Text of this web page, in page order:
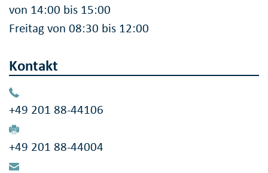
von 14:00 bis 15:00
Freitag von 08:30 bis 12:00
Kontakt
+49 201 88-44106
+49 201 88-44004